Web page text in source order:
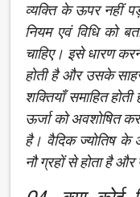
व्यक्ति के ऊपर नहीं
नियम एवं विधि को
चाहिए। इसे धारण
होती है और उसके साहस
शक्तियाँ समाहित
ऊर्जा को अवशोषित
है। वैदिक ज्योतिष के
नौ ग्रहों से होता है